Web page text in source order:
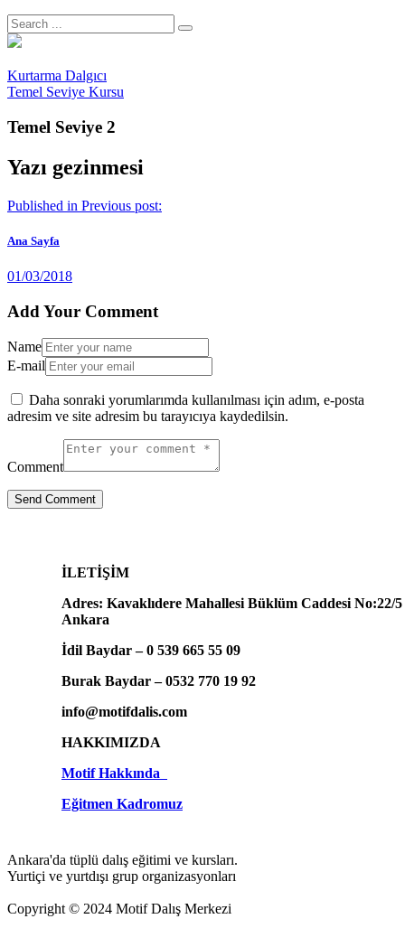
Kurtarma Dalgıcı
Temel Seviye Kursu
Temel Seviye 2
Yazı gezinmesi
Published in Previous post:
Ana Sayfa
01/03/2018
Add Your Comment
Name
E-mail
Daha sonraki yorumlarımda kullanılması için adım, e-posta
adresim ve site adresim bu tarayıcıya kaydedilsin.
Comment
İLETİŞİM
Adres: Kavaklıdere Mahallesi Büklüm Caddesi No:22/5
Ankara
İdil Baydar – 0 539 665 55 09
Burak Baydar – 0532 770 19 92
info@motifdalis.com
HAKKIMIZDA
Motif Hakkında
Eğitmen Kadromuz
Ankara'da tüplü dalış eğitimi ve kursları.
Yurtiçi ve yurtdışı grup organizasyonları
Copyright © 2024 Motif Dalış Merkezi